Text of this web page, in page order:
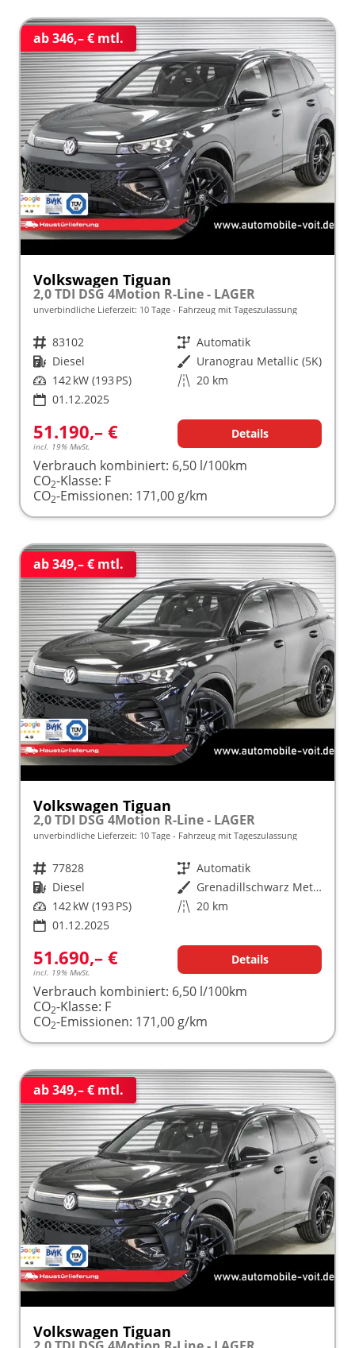
ab 346,– € mtl.
Volkswagen Tiguan
2,0 TDI DSG 4Motion R-Line - LAGER
unverbindliche Lieferzeit: 10 Tage Fahrzeug mit Tageszulassung
Fahrzeugnr. 83102 Getriebe Automatik
Kraftstoff Diesel Außenfarbe Uranograu Metallic (5K)
Leistung 142 kW (193 PS) Kilometerstand 20 km
01.12.2025
51.190,– €
incl. 19% MwSt.
Details
Verbrauch kombiniert: 6,50 l/100km
CO2-Klasse: F
CO2-Emissionen: 171,00 g/km
ab 349,– € mtl.
Volkswagen Tiguan
2,0 TDI DSG 4Motion R-Line - LAGER
unverbindliche Lieferzeit: 10 Tage Fahrzeug mit Tageszulassung
Fahrzeugnr. 77828 Getriebe Automatik
Kraftstoff Diesel Außenfarbe
Grenadillschwarz Metallic (0E)
Leistung 142 kW (193 PS) Kilometerstand 20 km
01.12.2025
51.690,– €
incl. 19% MwSt.
Details
Verbrauch kombiniert: 6,50 l/100km
CO2-Klasse: F
CO2-Emissionen: 171,00 g/km
ab 349,– € mtl.
Volkswagen Tiguan